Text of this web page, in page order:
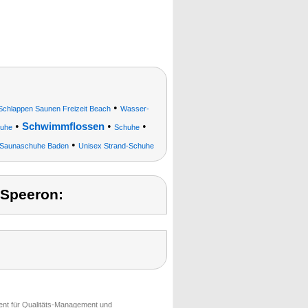
Saunen Freizeit Beach • Wasser-
• Schwimmflossen• Schuhe•
Baden • Unisex Strand-Schuhe
für Qualitäts-Management und